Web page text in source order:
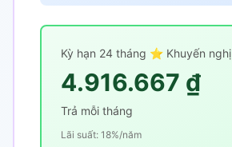
Kỳ hạn 24 tháng ⭐ Khuyến nghị
4.916.667 ₫
Trả mỗi tháng
Lãi suất: 18%/năm